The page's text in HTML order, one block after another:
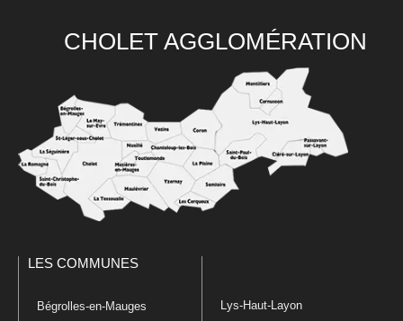
CHOLET AGGLOMÉRATION
LES COMMUNES
Bégrolles-en-Mauges Lys-Haut-Layon